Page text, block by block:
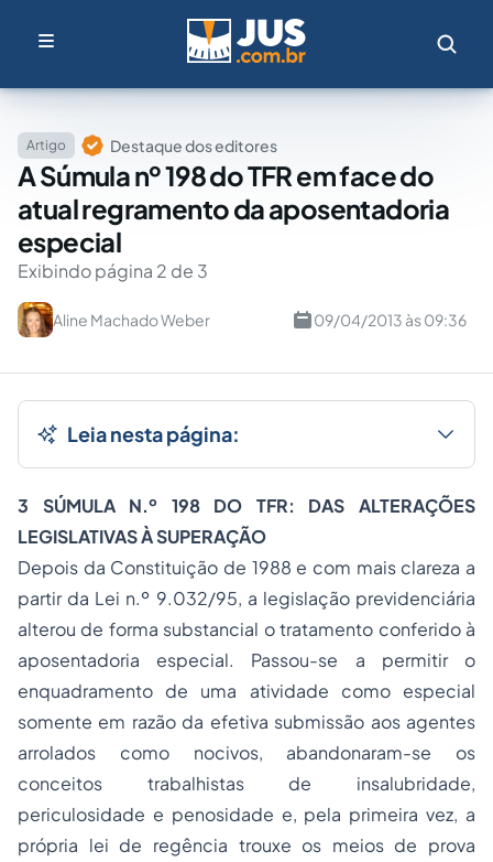
Artigo Destaque dos editores
A Súmula nº 198 do TFR em face do
atual regramento da aposentadoria
especial
Exibindo página 2 de 3
Aline Machado Weber 09/04/2013 às 09:36
Leia nesta página:
3 SÚMULA N.º 198 DO TFR: DAS ALTERAÇÕES
LEGISLATIVAS À SUPERAÇÃO
Depois da Constituição de 1988 e com mais clareza a
partir da Lei n.º 9.032/95, a legislação previdenciária
alterou de forma substancial o tratamento conferido à
aposentadoria especial. Passou-se a permitir o
enquadramento de uma atividade como especial
somente em razão da efetiva submissão aos agentes
arrolados como nocivos, abandonaram-se os
conceitos trabalhistas de insalubridade,
periculosidade e penosidade e, pela primeira vez, a
própria lei de regência trouxe os meios de prova